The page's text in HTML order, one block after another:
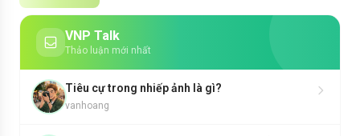
VNP Talk
Thảo luận mới nhất
Tiêu cự trong nhiếp ảnh là gì?
vanhoang